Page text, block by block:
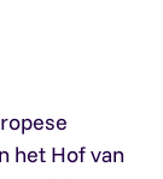
het Hof van